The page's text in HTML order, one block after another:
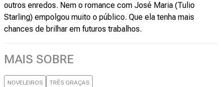
outros enredos. Nem o romance com José Maria (Tulio
Starling) empolgou muito o público. Que ela tenha mais
chances de brilhar em futuros trabalhos.
MAIS SOBRE
NOVELEIROS TRÊS GRAÇAS